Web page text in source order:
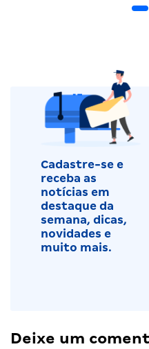
Cadastre-se e
receba as
notícias em
destaque da
semana, dicas,
novidades e
muito mais.
Deixe um